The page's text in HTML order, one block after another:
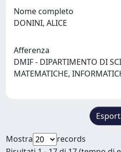
Nome completo
DONINI, ALICE
Afferenza
DMIF - DIPARTIMENTO DI
MATEMATICHE,
Mostra
records